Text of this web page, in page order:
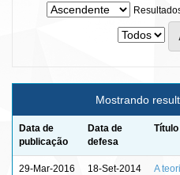
Mostrando
Data de
publicação
Data de
defesa
Título
29-Mar-2016 18-Set-2014
A